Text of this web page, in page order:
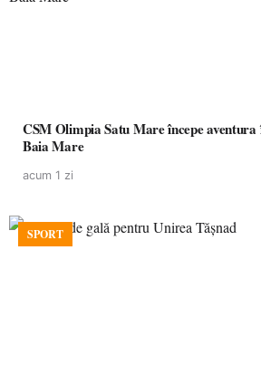
CSM Olimpia Satu Mare începe aventura în Cupa României la
Baia Mare
acum 1 zi
SPORT